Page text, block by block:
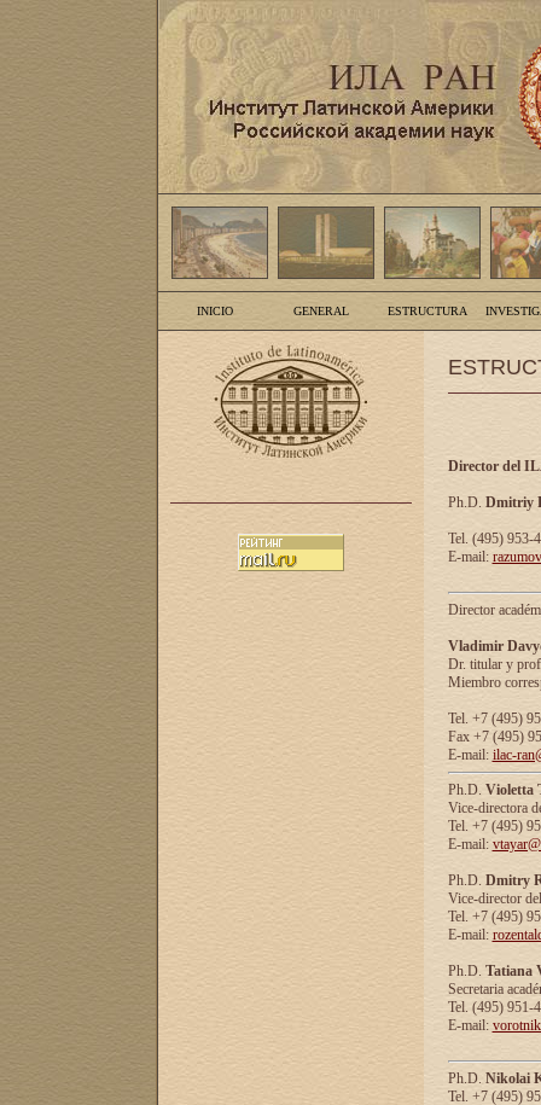
INICIO GENERAL ESTRUCTURA
Director del
Ph.D. Dmitriy
Tel. (495) 953-
E-mail:
Director
Vladimir
Dr. titular y
Miembro
Tel. +7 (495)
Fax +7 (495)
E-mail: ilac-
Ph.D. Violetta
Vice-directora
Tel. +7 (495)
E-mail:
Ph.D. Dmitry
Vice-director
Tel. +7 (495)
E-mail:
Ph.D. Tatiana
Secretaria
Tel. (495) 951-
E-mail:
Ph.D. Nikolai
Tel. +7 (495)